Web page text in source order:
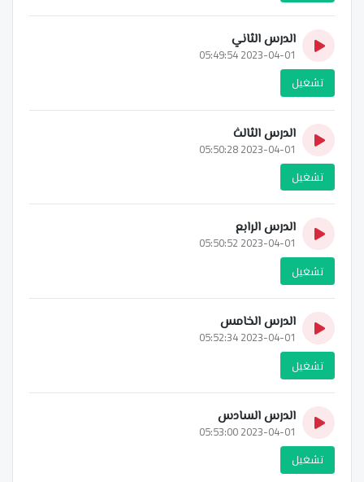
الدرس الثاني
2023-04-01 05:49:54
تشغيل
الدرس الثالث
2023-04-01 05:50:28
تشغيل
الدرس الرابع
2023-04-01 05:50:52
تشغيل
الدرس الخامس
2023-04-01 05:52:34
تشغيل
الدرس السادس
2023-04-01 05:53:00
تشغيل